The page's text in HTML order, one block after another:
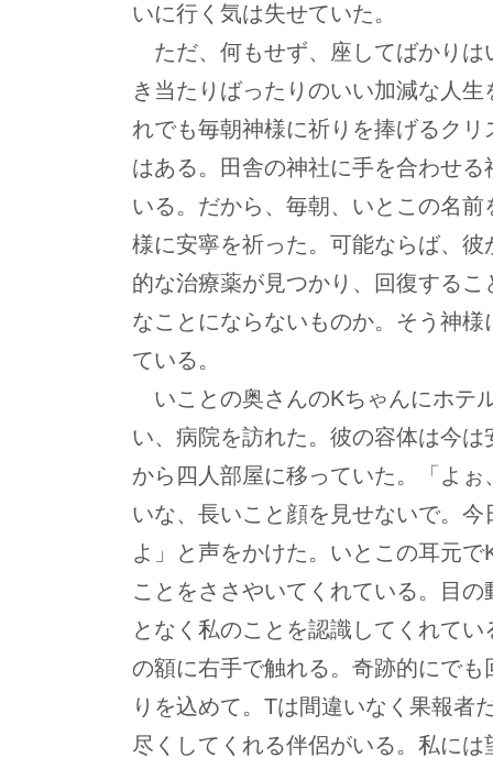
いに行く気は失せていた。
ただ、何もせず、座してばかりは
き当たりばったりのいい加減な人
れでも毎朝神様に祈りを捧げるク
はある。田舎の神社に手を合わせ
いる。だから、毎朝、いとこの名
様に安寧を祈った。可能ならば、彼
的な治療薬が見つかり、回復する
なことにならないものか。そう神
ている。
いことの奥さんのKちゃんにホテ
い、病院を訪れた。彼の容体は今
から四人部屋に移っていた。「よぉ
いな、長いこと顔を見せないで。
よ」と声をかけた。いとこの耳元
ことをささやいてくれている。目
となく私のことを認識してくれて
の額に右手で触れる。奇跡的にでも
りを込めて。Tは間違いなく果報者
尽くしてくれる伴侶がいる。私に